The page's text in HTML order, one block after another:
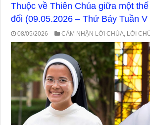
Thuộc về Thiên Chúa giữa một
đối (09.05.2026 – Thứ Bảy Tuần V
08/05/2026 CẢM NHẬN LỜI CHÚA LỜI